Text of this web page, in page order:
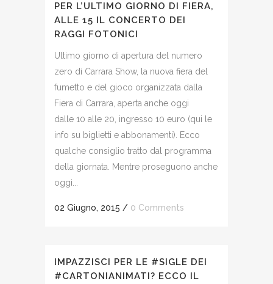
PER L’ULTIMO GIORNO DI FIERA,
ALLE 15 IL CONCERTO DEI
RAGGI FOTONICI
Ultimo giorno di apertura del numero
zero di Carrara Show, la nuova fiera del
fumetto e del gioco organizzata dalla
Fiera di Carrara, aperta anche oggi
dalle 10 alle 20, ingresso 10 euro (qui le
info su biglietti e abbonamenti). Ecco
qualche consiglio tratto dal programma
della giornata. Mentre proseguono anche
oggi...
02 Giugno, 2015 / 0 Comments
IMPAZZISCI PER LE #SIGLE DEI
#CARTONIANIMATI? ECCO IL